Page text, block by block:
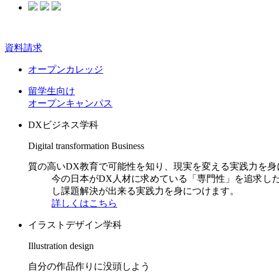
資料請求
オープンカレッジ
留学生向け
オープンキャンパス
DXビジネス学科
Digital transformation Business
質の高いDX教育で可能性を知り、現実を変える実践力を身
今の日本がDX人材に求めている「専門性」を追求し
し課題解決が出来る実践力を身につけます。
詳しくはこちら
イラストデザイン学科
Illustration design
自分の作品作りに没頭しよう